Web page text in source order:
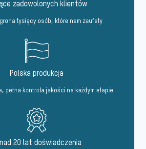
zadowolonych klientów
grona tysięcy osób, które nam zaufały
Polska produkcja
pełna kontrola jakości na każdym etapie
20 lat doświadczenia